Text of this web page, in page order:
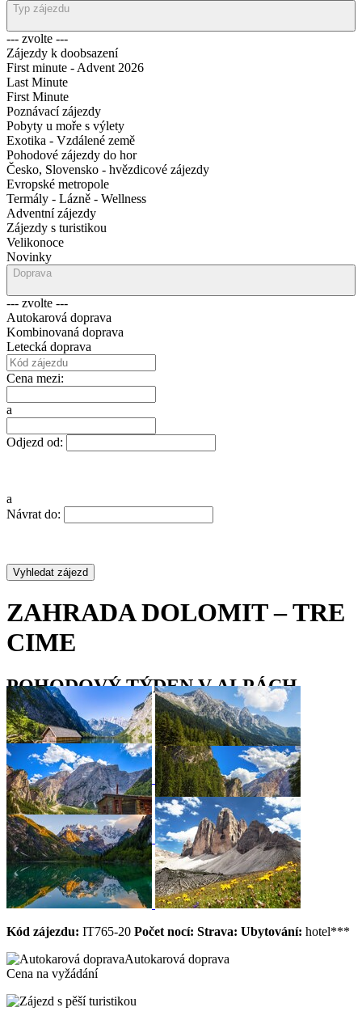
Typ zájezdu
--- zvolte ---
Zájezdy k doobsazení
First minute - Advent 2026
Last Minute
First Minute
Poznávací zájezdy
Pobyty u moře s výlety
Exotika - Vzdálené země
Pohodové zájezdy do hor
Česko, Slovensko - hvězdicové zájezdy
Evropské metropole
Termály - Lázně - Wellness
Adventní zájezdy
Zájezdy s turistikou
Velikonoce
Novinky
Doprava
--- zvolte ---
Autokarová doprava
Kombinovaná doprava
Letecká doprava
Cena mezi:
a
Odjezd od:
a
Návrat do:
ZAHRADA DOLOMIT – TRE
CIME
POHODOVÝ TÝDEN V ALPÁCH
••••••
Kód zájezdu: IT765-20 Počet nocí: Strava: Ubytování: hotel***
Autokarová doprava
Cena na vyžádání